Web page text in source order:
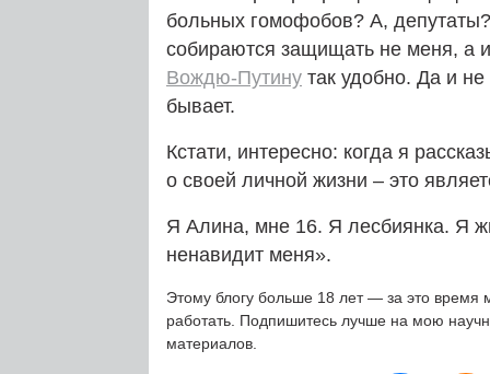
больных гомофобов? А,
собираются защищать не меня, а
Вождю-Путину так удобно. Да и
бывает.
Кстати, интересно: когда я
о своей личной жизни – это
Я Алина, мне 16. Я лесбиянка. Я
ненавидит меня».
Этому блогу больше 18 лет — за это время
работать. Подпишитесь лучше на мою
материалов.